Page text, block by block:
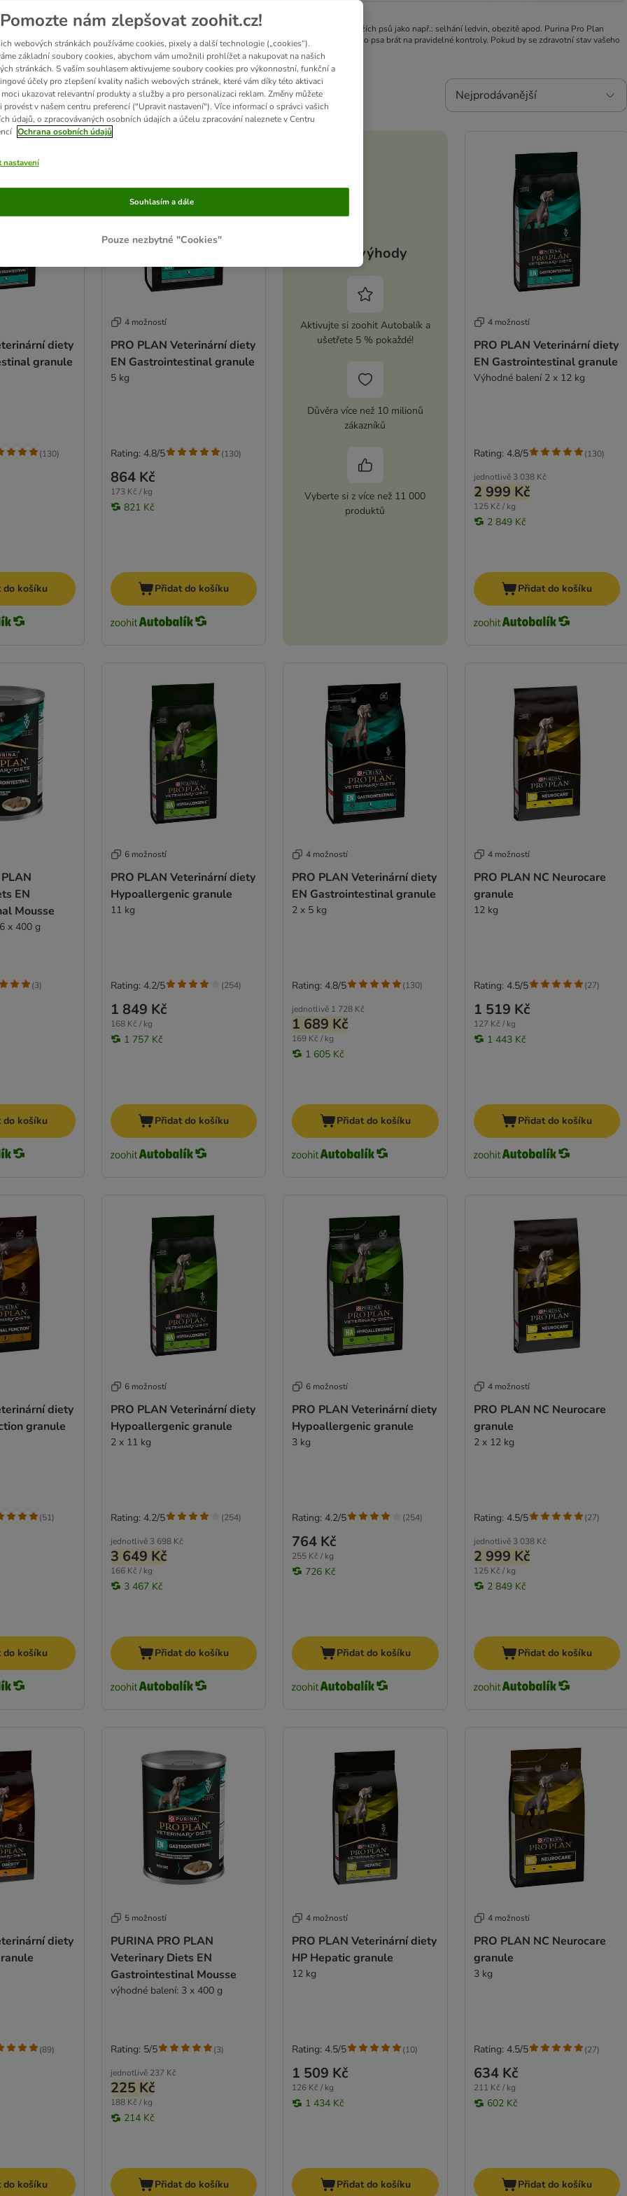
Veterinary Dietsje speciální dietní krmivo pro psy, které se používá při různých zdravotních potížích psů jako např.: selhání ledvin, obezitě apod. Purina Pro Plan
být používanána základě konzultace s veterinárním lékařem. Kromě toho byste měli vašeho psa brát na pravidelné kontroly. Pokud by se zdravotní stav vašeho
Purina Pro Plan Veterinary Diets zhoršil, vyhledejte bezodkladně veterinární pomoc.
Nejprodávanější
been changed
diety
granule
(130)
do košíku
4 možností
PRO PLAN Veterinární diety
EN Gastrointestinal granule
5 kg
864 Kč
173 Kč / kg
821 Kč
Rating: 4.8/5 (130)
Přidat do košíku
Vaše výhody
Aktivujte si zoohit Autobalík a
ušetřete 5 % pokaždé!
Důvěra více než 10 milionů
zákazníků
Vyberte si z více než 11 000
produktů
4 možností
PRO PLAN Veterinární diety
EN Gastrointestinal granule
Výhodné balení 2 x 12 kg
jednotlivě 3 038 Kč
2 999 Kč
125 Kč / kg
2 849 Kč
Rating: 4.8/5 (130)
Přidat do košíku
EN
Mousse
x 400 g
(3)
do košíku
6 možností
PRO PLAN Veterinární diety
Hypoallergenic granule
11 kg
1 849 Kč
168 Kč / kg
1 757 Kč
Rating: 4.2/5 (254)
Přidat do košíku
4 možností
PRO PLAN Veterinární diety
EN Gastrointestinal granule
2 x 5 kg
jednotlivě 1 728 Kč
1 689 Kč
169 Kč / kg
1 605 Kč
Rating: 4.8/5 (130)
Přidat do košíku
4 možností
PRO PLAN NC Neurocare
granule
12 kg
1 519 Kč
127 Kč / kg
1 443 Kč
Rating: 4.5/5 (27)
Přidat do košíku
diety
granule
(51)
do košíku
6 možností
PRO PLAN Veterinární diety
Hypoallergenic granule
2 x 11 kg
jednotlivě 3 698 Kč
3 649 Kč
166 Kč / kg
3 467 Kč
Rating: 4.2/5 (254)
Přidat do košíku
6 možností
PRO PLAN Veterinární diety
Hypoallergenic granule
3 kg
764 Kč
255 Kč / kg
726 Kč
Rating: 4.2/5 (254)
Přidat do košíku
4 možností
PRO PLAN NC Neurocare
granule
2 x 12 kg
jednotlivě 3 038 Kč
2 999 Kč
125 Kč / kg
2 849 Kč
Rating: 4.5/5 (27)
Přidat do košíku
diety
(89)
do košíku
5 možností
PURINA PRO PLAN
Veterinary Diets EN
Gastrointestinal Mousse
výhodné balení: 3 x 400 g
jednotlivě 237 Kč
225 Kč
188 Kč / kg
214 Kč
Rating: 5/5 (3)
Přidat do košíku
4 možností
PRO PLAN Veterinární diety
HP Hepatic granule
12 kg
1 509 Kč
126 Kč / kg
1 434 Kč
Rating: 4.5/5 (10)
Přidat do košíku
4 možností
PRO PLAN NC Neurocare
granule
3 kg
634 Kč
211 Kč / kg
602 Kč
Rating: 4.5/5 (27)
Přidat do košíku
Pomozte nám zlepšovat zoohit.cz!
webových stránkách používáme cookies, pixely a další technologie („cookies“).
základní soubory cookies, abychom vám umožnili prohlížet a nakupovat na našich
stránkách. S vaším souhlasem aktivujeme soubory cookies pro výkonnostní, funkční a
účely pro zlepšení kvality našich webových stránek, které vám díky této aktivaci
ukazovat relevantní produkty a služby a pro personalizaci reklam. Změny můžete
provést v našem centru preferencí ("Upravit nastavení"). Více informací o správci vašich
údajů, o zpracovávaných osobních údajích a účelu zpracování naleznete v Centru
Ochrana osobních údajů
nastavení
Pouze nezbytné "Cookies"
Souhlasím a dále